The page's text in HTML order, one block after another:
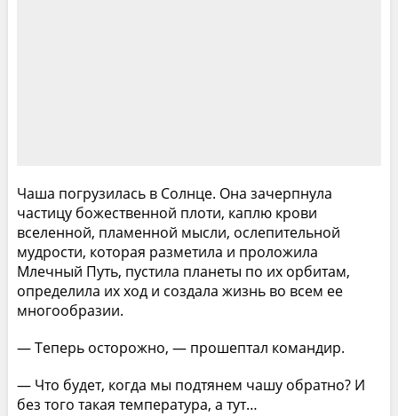
Чаша погрузилась в Солнце. Она зачерпнула
частицу божественной плоти, каплю крови
вселенной, пламенной мысли, ослепительной
мудрости, которая разметила и проложила
Млечный Путь, пустила планеты по их орбитам,
определила их ход и создала жизнь во всем ее
многообразии.
— Теперь осторожно, — прошептал командир.
— Что будет, когда мы подтянем чашу обратно? И
без того такая температура, а тут…